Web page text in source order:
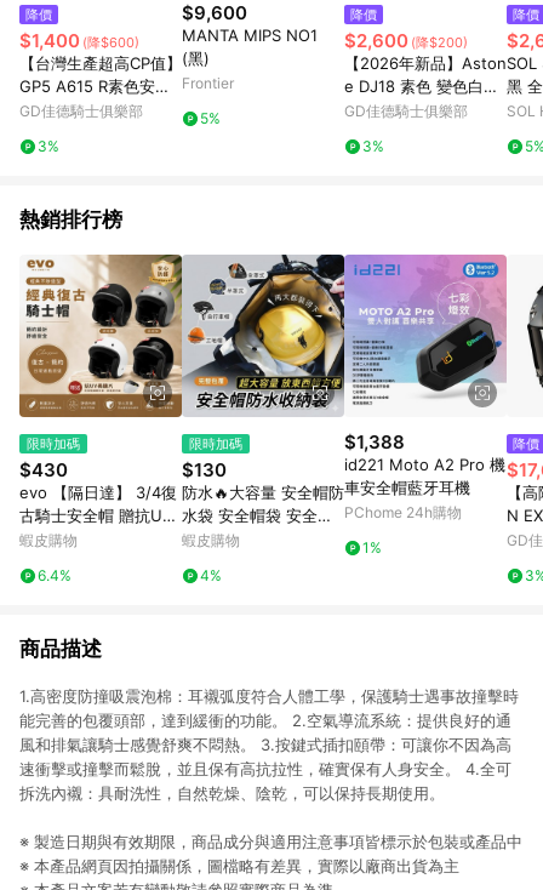
降價
$1,400 (降$600)
【台灣生產超高CP值】
GP5 A615 R素色安全
帽 消光迷幻紫 3/4罩安
GD佳德騎士俱樂部
3%
$9,600
MANTA MIPS NO1
(黑)
Frontier
5%
降價
$2,600 (降$200)
【2026年新品】Aston
e DJ18 素色 變色白藍
3/4罩安全帽
GD佳德騎士俱樂部
3%
降價
SOL
SOL
熱銷排行榜
限時加碼
$430
evo 【隔日達】 3/4復
古騎士安全帽 贈抗UV
安全鏡片 復古半罩帽
通用
蝦皮購物
6.4%
限時加碼
$130
防水🔥大容量 安全帽防
水袋 安全帽袋 安全帽
收納袋 安全帽雨衣 安
安全帽袋 防水袋 全罩
蝦皮購物
4%
$1,388
id221 Moto A2 Pro 機
車安全帽藍牙耳機
PChome 24h購物
1%
降價
【
N
ON
光黑
GD
商品描述
1.高密度防撞吸震泡棉：耳襯弧度符合人體工學，保護騎士遇事故撞擊時
能完善的包覆頭部，達到緩衝的功能。 2.空氣導流系統：提供良好的通
風和排氣讓騎士感覺舒爽不悶熱。 3.按鍵式插扣頤帶：可讓你不因為高
速衝擊或撞擊而鬆脫，並且保有高抗拉性，確實保有人身安全。 4.全可
拆洗內襯：具耐洗性，自然乾燥、陰乾，可以保持長期使用。
※ 製造日期與有效期限，商品成分與適用注意事項皆標示於包裝或產品中
※ 本產品網頁因拍攝關係，圖檔略有差異，實際以廠商出貨為主